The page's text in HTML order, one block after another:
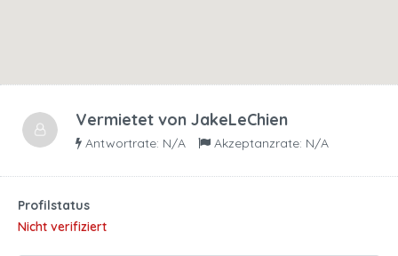
Vermietet von JakeLeChien
Antwortrate: N/A Akzeptanzrate: N/A
Profilstatus
Nicht verifiziert